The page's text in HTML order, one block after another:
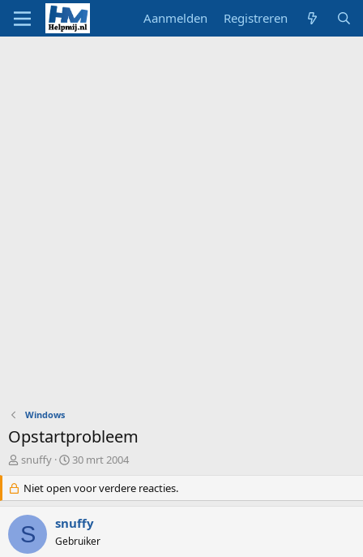
Aanmelden Registreren
Windows
Opstartprobleem
O
d
e
r
w
e
snuffy
S
a
r
d
a
30 mrt 2004
Niet open voor verdere reacties.
S snuffy
Gebruiker